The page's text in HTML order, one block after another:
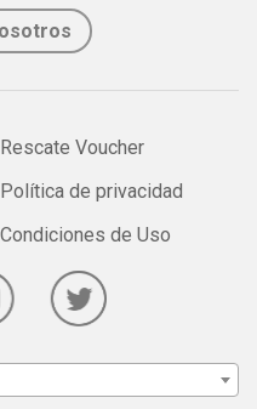
Rescate Voucher
Política de privacidad
Condiciones de Uso